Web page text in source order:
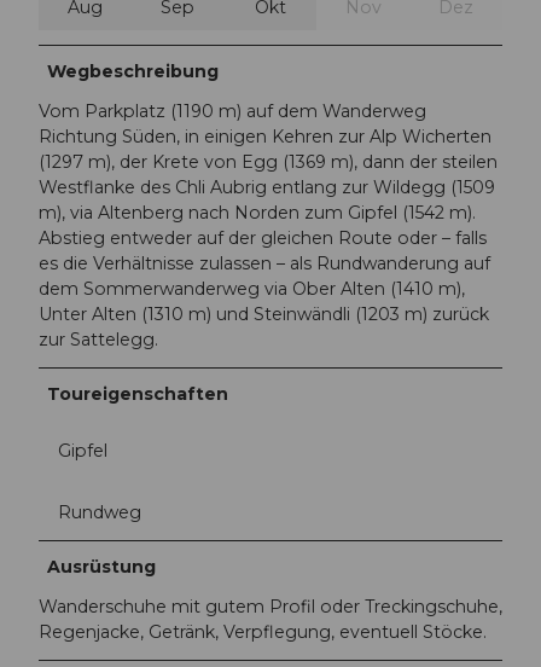
Aug Sep Okt Nov Dez
Wegbeschreibung
Vom Parkplatz (1190 m) auf dem Wanderweg
Richtung Süden, in einigen Kehren zur Alp Wicherten
(1297 m), der Krete von Egg (1369 m), dann der steilen
Westflanke des Chli Aubrig entlang zur Wildegg (1509
m), via Altenberg nach Norden zum Gipfel (1542 m).
Abstieg entweder auf der gleichen Route oder – falls
es die Verhältnisse zulassen – als Rundwanderung auf
dem Sommerwanderweg via Ober Alten (1410 m),
Unter Alten (1310 m) und Steinwändli (1203 m) zurück
zur Sattelegg.
Toureigenschaften
Gipfel
Rundweg
Ausrüstung
Wanderschuhe mit gutem Profil oder Treckingschuhe,
Regenjacke, Getränk, Verpflegung, eventuell Stöcke.